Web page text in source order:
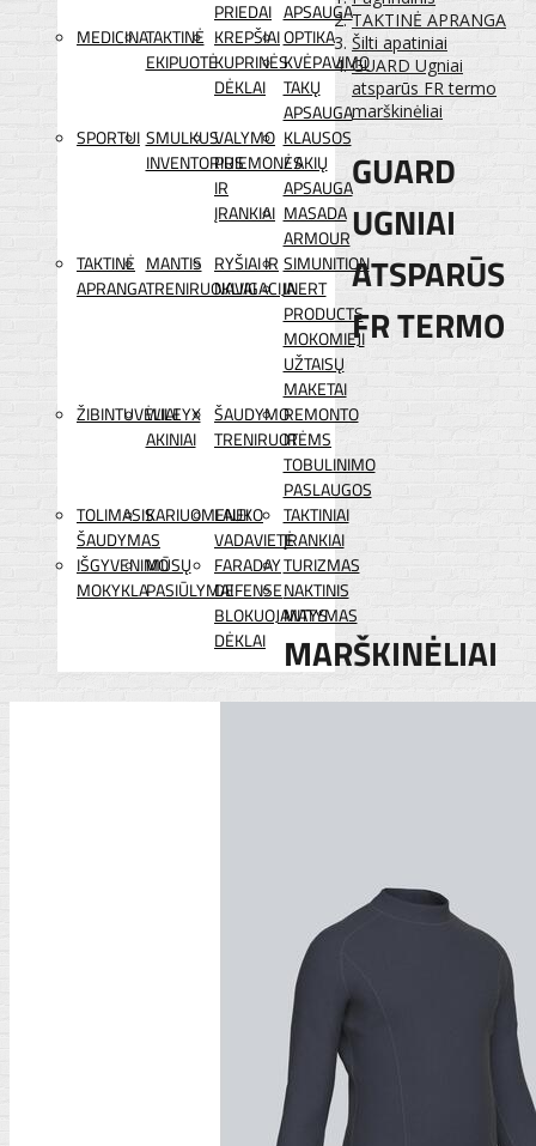
PRIEDAI APSAUGA
MEDICINATAKTINĖ
EKIPUOTĖ
KREPŠIAI
KUPRINĖS
DĖKLAI
OPTIKA
KVĖPAVIMO
TAKŲ
APSAUGA
SPORTUI SMULKUS
INVENTORIUS
VALYMO
PRIEMONĖS
IR
ĮRANKIAI
KLAUSOS
/ AKIŲ
APSAUGA
MASADA
ARMOUR
TAKTINĖ
APRANGA
MANTIS
TRENIRUOKLIAI
RYŠIAI IR
NAVIGACIJA
SIMUNITION
INERT
PRODUCTS
MOKOMIEJI
UŽTAISŲ
MAKETAI
ŽIBINTUVĖLIAI
WILEYX
AKINIAI
ŠAUDYMO
TRENIRUOTĖMS
REMONTO
IR
TOBULINIMO
PASLAUGOS
TOLIMASIS
ŠAUDYMAS
KARIUOMENEI
LAUKO
VADAVIETĖ
TAKTINIAI
ĮRANKIAI
IŠGYVENIMO
MOKYKLA
MŪSŲ
PASIŪLYMAI
FARADAY
DEFENSE
BLOKUOJANTYS
DĖKLAI
TURIZMAS
NAKTINIS
MATYMAS
TAKTINĖ APRANGA
Šilti apatiniai
GUARD Ugniai
atsparūs FR termo
marškinėliai
GUARD
UGNIAI
ATSPARŪS
FR TERMO
MARŠKINĖLIAI